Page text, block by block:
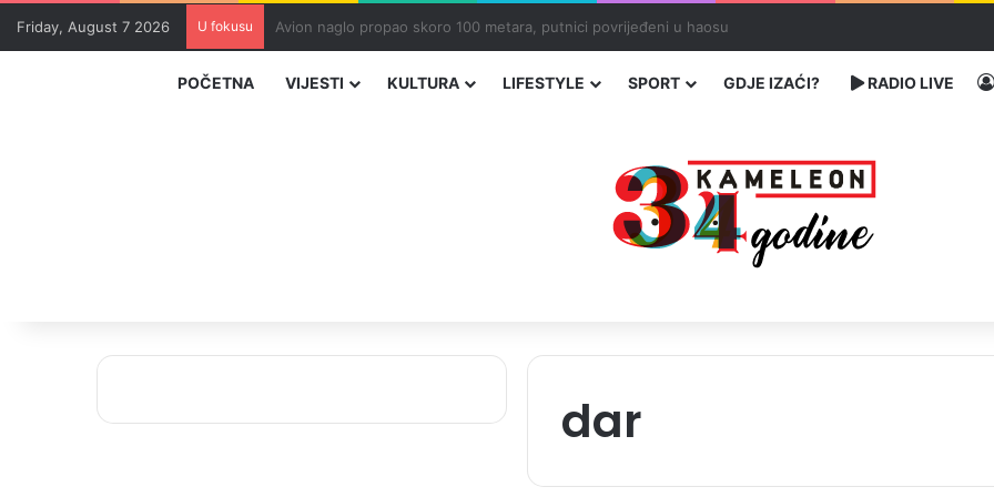
Friday, August 7 2026 U fokusu Zvizdić, Magazinović i Kojović traže poseban status za Memorijalni centar Srebrenica
POČETNA VIJESTI KULTURA LIFESTYLE SPORT GDJE IZAĆI? RADIO LIVE
dar